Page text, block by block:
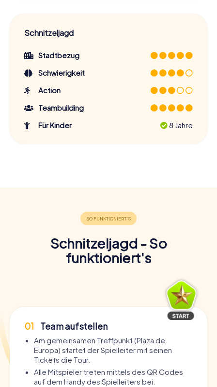
Schnitzeljagd
Stadtbezug
Schwierigkeit
Action
Teambuilding
Für Kinder
8 Jahre
Schnitzeljagd - So
funktioniert's
01 Team aufstellen
Am gemeinsamen Treffpunkt (Plaza de
Europa) startet der Spielleiter mit seinen
Tickets die Tour.
Alle Mitspieler treten mittels des QR Codes
auf dem Handy des Spielleiters bei.